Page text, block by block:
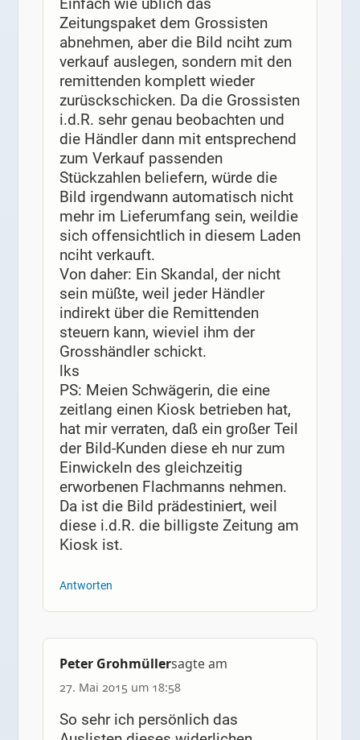
Zeitungspaket dem Grossisten
abnehmen, aber die Bild nciht zum
verkauf auslegen, sondern mit den
remittenden komplett wieder
zurüsckschicken. Da die Grossisten
i.d.R. sehr genau beobachten und
die Händler dann mit entsprechend
zum Verkauf passenden
Stückzahlen beliefern, würde die
Bild irgendwann automatisch nicht
mehr im Lieferumfang sein, weildie
sich offensichtlich in diesem Laden
nciht verkauft.
Von daher: Ein Skandal, der nicht
sein müßte, weil jeder Händler
indirekt über die Remittenden
steuern kann, wieviel ihm der
Grosshändler schickt.
lks
PS: Meien Schwägerin, die eine
zeitlang einen Kiosk betrieben hat,
hat mir verraten, daß ein großer Teil
der Bild-Kunden diese eh nur zum
Einwickeln des gleichzeitig
erworbenen Flachmanns nehmen.
Da ist die Bild prädestiniert, weil
diese i.d.R. die billigste Zeitung am
Kiosk ist.
Antworten
Peter Grohmüllersagte am
27. Mai 2015 um 18:58
So sehr ich persönlich das